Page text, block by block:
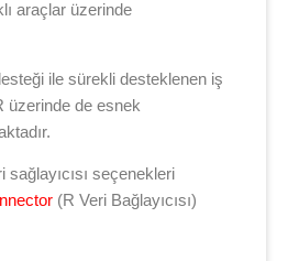
araçlar üzerinde
ile sürekli desteklenen iş
üzerinde de esnek
seçenekleri
(R Veri Bağlayıcısı)